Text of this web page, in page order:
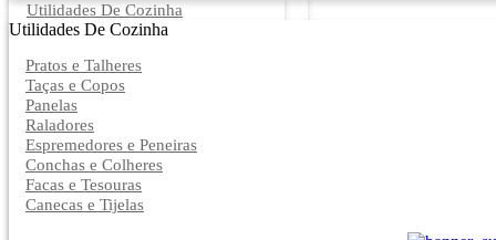
Utilidades De Cozinha
Utilidades De Cozinha
Pratos e Talheres
Taças e Copos
Panelas
Raladores
Espremedores e Peneiras
Conchas e Colheres
Facas e Tesouras
Canecas e Tijelas